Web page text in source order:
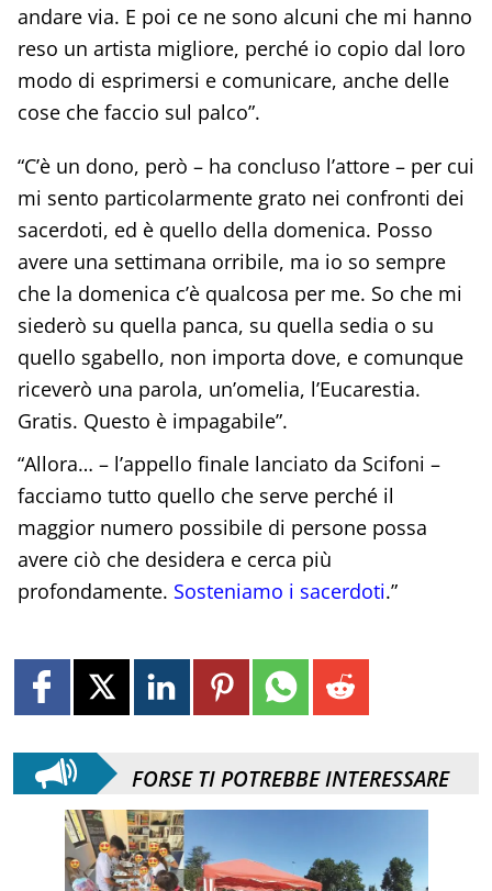
andare via. E poi ce ne sono alcuni che mi hanno
reso un artista migliore, perché io copio dal loro
modo di esprimersi e comunicare, anche delle
cose che faccio sul palco”.
“C’è un dono, però – ha concluso l’attore – per cui
mi sento particolarmente grato nei confronti dei
sacerdoti, ed è quello della domenica. Posso
avere una settimana orribile, ma io so sempre
che la domenica c’è qualcosa per me. So che mi
siederò su quella panca, su quella sedia o su
quello sgabello, non importa dove, e comunque
riceverò una parola, un’omelia, l’Eucarestia.
Gratis. Questo è impagabile”.
“Allora… – l’appello finale lanciato da Scifoni –
facciamo tutto quello che serve perché il
maggior numero possibile di persone possa
avere ciò che desidera e cerca più
profondamente. Sosteniamo i sacerdoti.”
FORSE TI POTREBBE INTERESSARE